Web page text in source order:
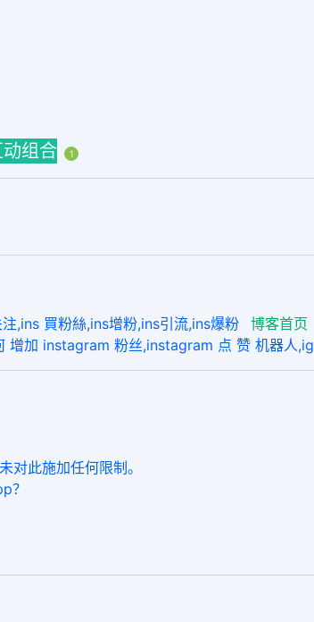
组合 1
,ins 買粉絲,ins增粉,ins引流,ins爆粉 博客首页
增加 instagram 粉丝,instagram 点 赞 机器人
对此施加任何限制。
？